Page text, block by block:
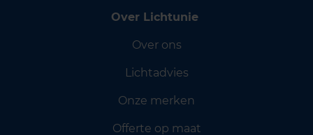
Over Lichtunie
Over ons
Lichtadvies
Onze merken
Offerte op maat